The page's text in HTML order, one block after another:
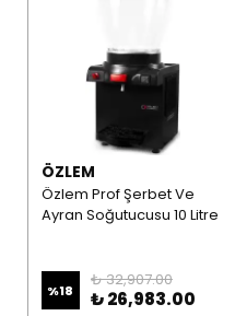
ÖZLEM
Özlem Prof Şerbet Ve
Ayran Soğutucusu 10 Litre
%18
₺ 32,907.00
₺ 26,983.00